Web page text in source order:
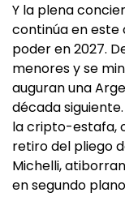
Y la plena
continúa en este
poder en 2027.
menores y se
auguran una
década siguiente.
la cripto-estafa,
retiro del pliego
Michelli,
en segundo